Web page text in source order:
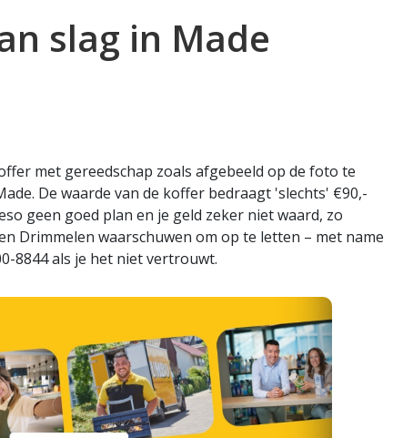
slag in Made
met gereedschap zoals afgebeeld op de foto te
De waarde van de koffer bedraagt 'slechts' €90,-
geen goed plan en je geld zeker niet waard, zo
Drimmelen waarschuwen om op te letten – met name
8844 als je het niet vertrouwt.